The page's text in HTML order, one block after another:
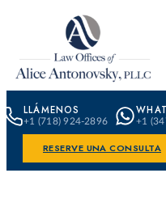
Skip to content
LLÁMENOS
+1 (718) 924-2896 +1
RESERVE UNA CONSULTA